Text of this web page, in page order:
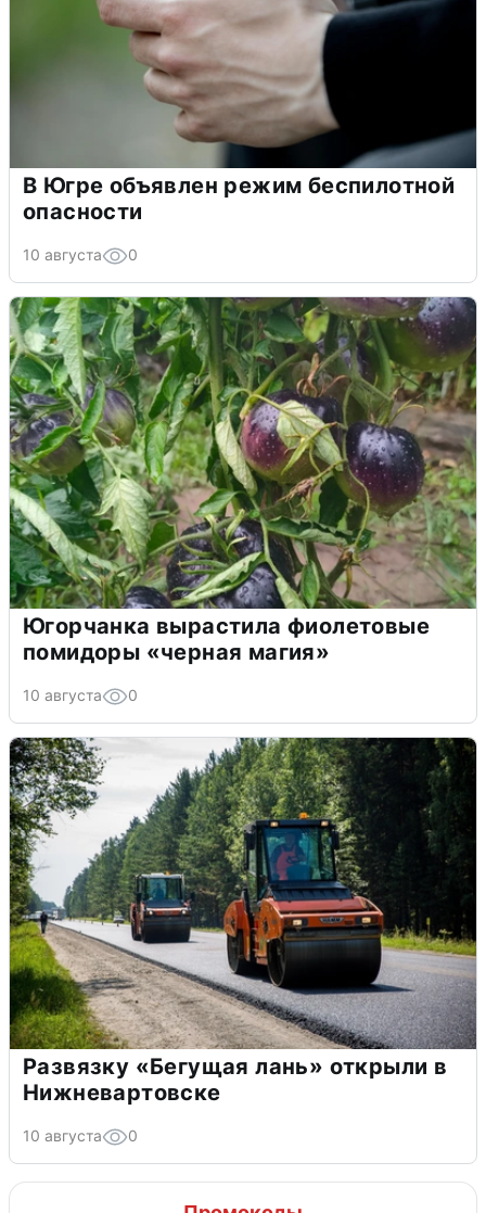
В Югре объявлен режим беспилотной
опасности
10 августа 0
Югорчанка вырастила фиолетовые
помидоры «черная магия»
10 августа 0
Развязку «Бегущая лань» открыли в
Нижневартовске
10 августа 0